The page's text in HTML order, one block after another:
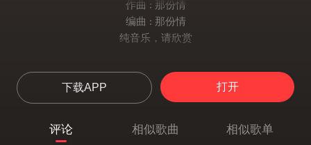
作曲 : 那份情
编曲 : 那份情
纯音乐，请欣赏
下载APP 打开
评论 相似歌曲 相似歌单